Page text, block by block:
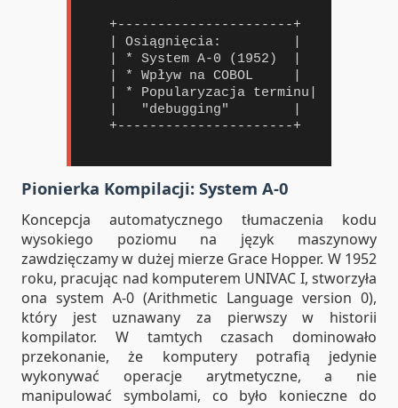
Pionierka Kompilacji: System A-0
Koncepcja automatycznego tłumaczenia kodu
wysokiego poziomu na język maszynowy
zawdzięczamy w dużej mierze Grace Hopper. W 1952
roku, pracując nad komputerem UNIVAC I, stworzyła
ona system A-0 (Arithmetic Language version 0),
który jest uznawany za pierwszy w historii
kompilator. W tamtych czasach dominowało
przekonanie, że komputery potrafią jedynie
wykonywać operacje arytmetyczne, a nie
manipulować symbolami, co było konieczne do
   +----------------------+
   | Osiągnięcia:         |
   | * System A-0 (1952)  |
   | * Wpływ na COBOL     |
   | * Popularyzacja terminu|
   |   "debugging"        |
   +----------------------+